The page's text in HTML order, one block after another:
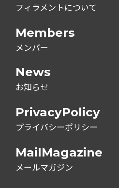
フィラメントについて
Members
メンバー
News
お知らせ
PrivacyPolicy
プライバシーポリシー
MailMagazine
メールマガジン